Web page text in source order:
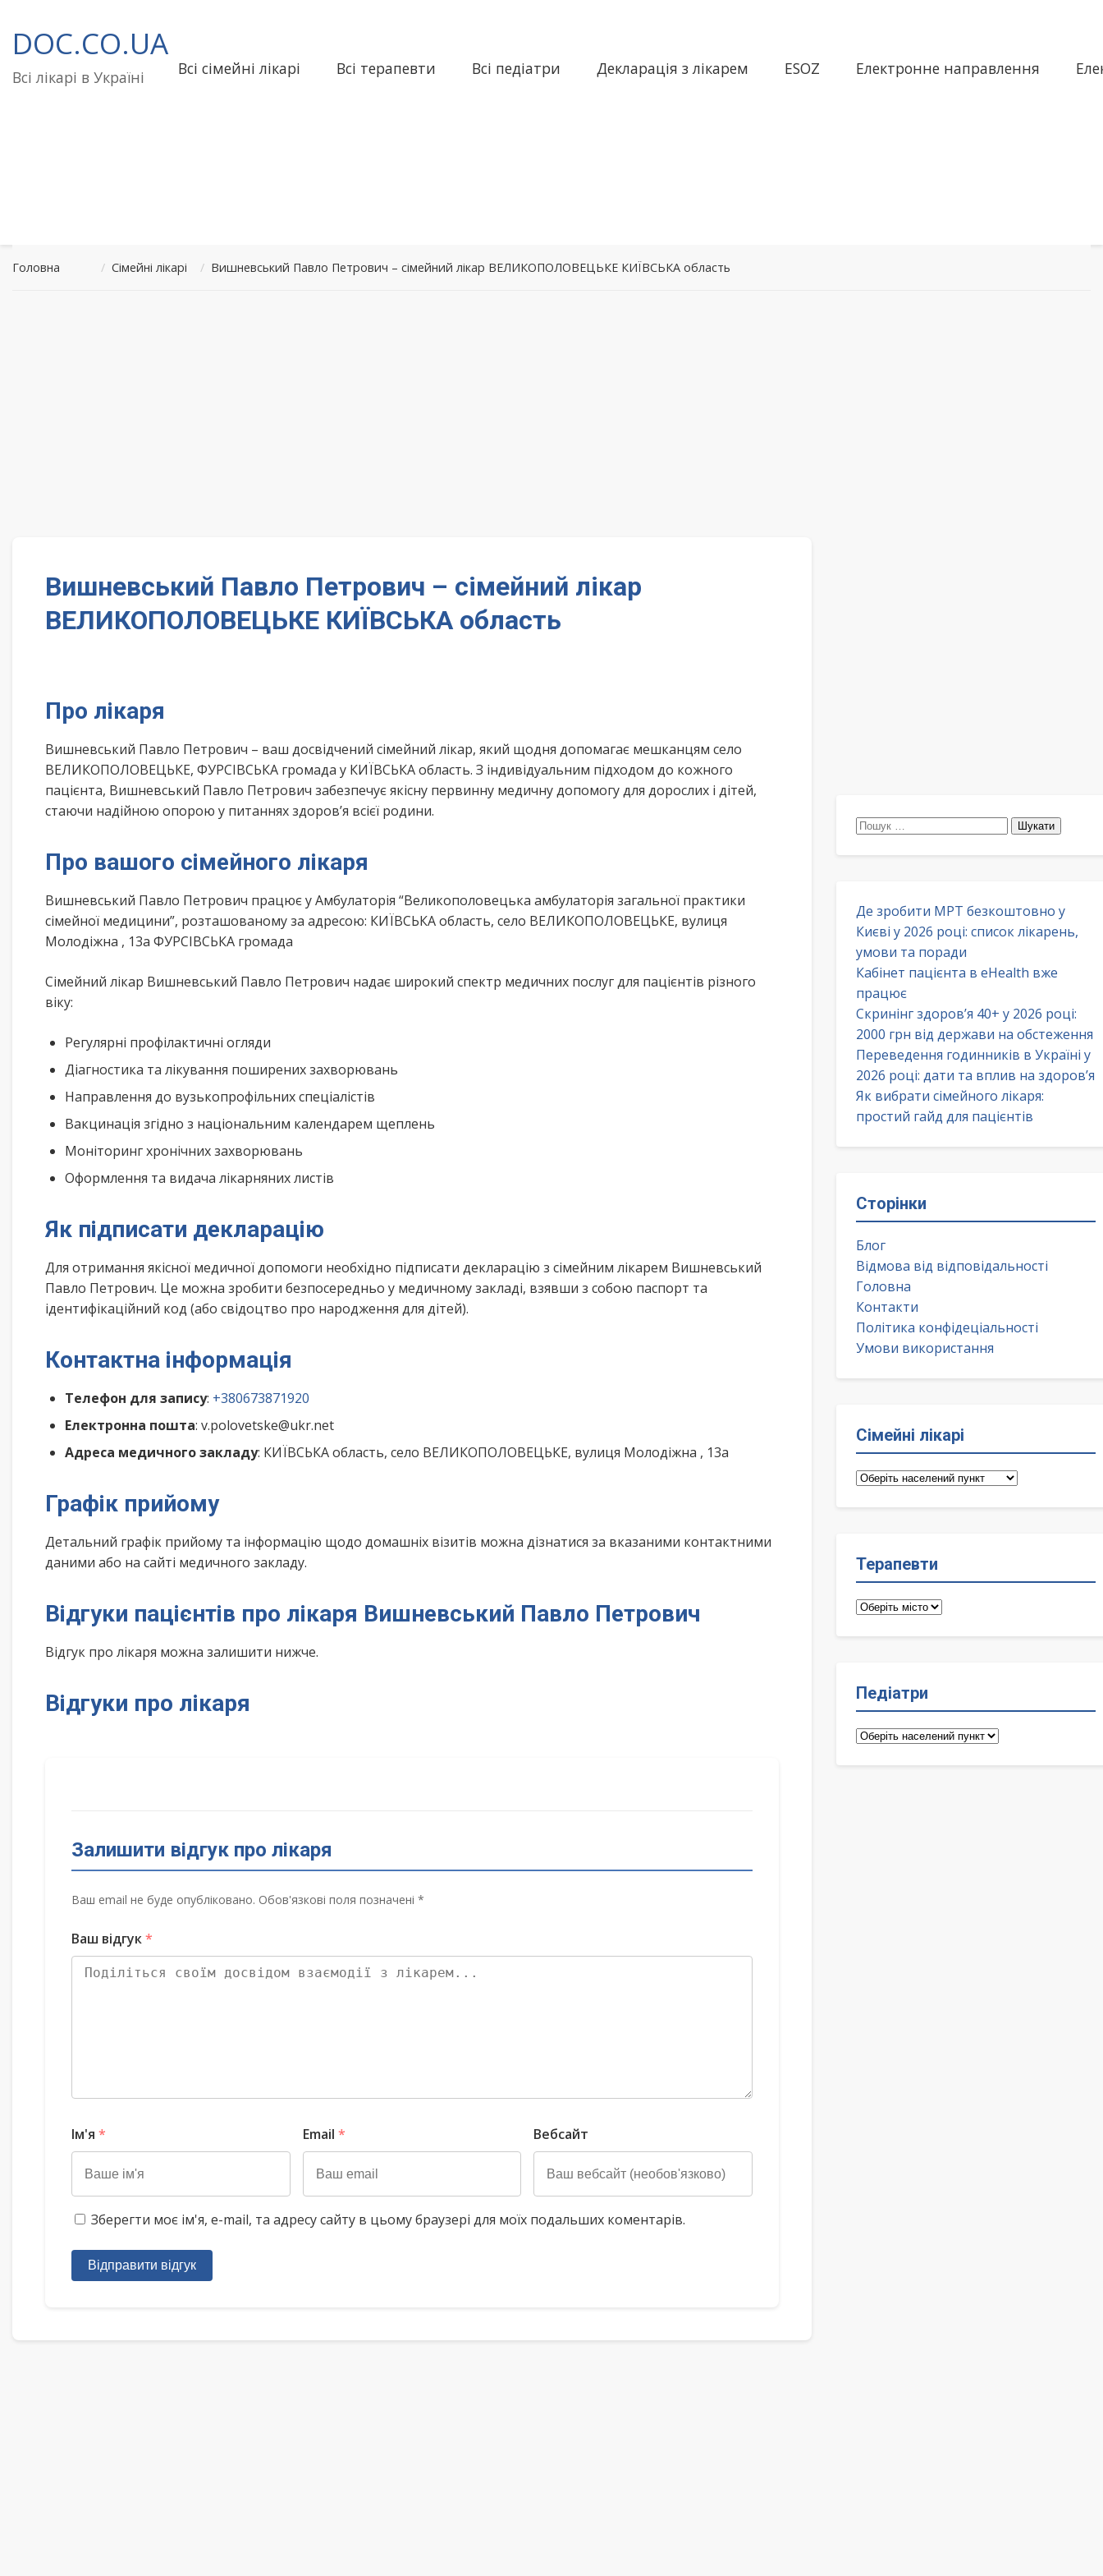
до
вмісту
DOC.CO.UA
Всі лікарі в Україні Всі сімейні лікарі Всі терапевти Всі педіатри Декларація з лікарем ESOZ Електронне направлення
Головна / Сімейні лікарі / Вишневський Павло Петрович – сімейний лікар ВЕЛИКОПОЛОВЕЦЬКЕ КИЇВСЬКА область
Вишневський Павло Петрович – сімейний лікар
ВЕЛИКОПОЛОВЕЦЬКЕ КИЇВСЬКА область
Про лікаря
Вишневський Павло Петрович – ваш досвідчений сімейний лікар, який щодня допомагає мешканцям село
ВЕЛИКОПОЛОВЕЦЬКЕ, ФУРСІВСЬКА громада у КИЇВСЬКА область. З індивідуальним підходом до кожного
пацієнта, Вишневський Павло Петрович забезпечує якісну первинну медичну допомогу для дорослих і дітей,
стаючи надійною опорою у питаннях здоров’я всієї родини.
Про вашого сімейного лікаря
Вишневський Павло Петрович працює у Амбулаторія “Великополовецька амбулаторія загальної практики
сімейної медицини”, розташованому за адресою: КИЇВСЬКА область, село ВЕЛИКОПОЛОВЕЦЬКЕ, вулиця
Молодіжна , 13а ФУРСІВСЬКА громада
Сімейний лікар Вишневський Павло Петрович надає широкий спектр медичних послуг для пацієнтів різного
віку:
Регулярні профілактичні огляди
Діагностика та лікування поширених захворювань
Направлення до вузькопрофільних спеціалістів
Вакцинація згідно з національним календарем щеплень
Моніторинг хронічних захворювань
Оформлення та видача лікарняних листів
Як підписати декларацію
Для отримання якісної медичної допомоги необхідно підписати декларацію з сімейним лікарем Вишневський
Павло Петрович. Це можна зробити безпосередньо у медичному закладі, взявши з собою паспорт та
ідентифікаційний код (або свідоцтво про народження для дітей).
Контактна інформація
Телефон для запису: +380673871920
Електронна пошта: v.polovetske@ukr.net
Адреса медичного закладу: КИЇВСЬКА область, село ВЕЛИКОПОЛОВЕЦЬКЕ, вулиця Молодіжна , 13а
Графік прийому
Детальний графік прийому та інформацію щодо домашніх візитів можна дізнатися за вказаними контактними
даними або на сайті медичного закладу.
Відгуки пацієнтів про лікаря Вишневський Павло Петрович
Відгук про лікаря можна залишити нижче.
Відгуки про лікаря
Залишити відгук про лікаря
Ваш email не буде опубліковано. Обов'язкові поля позначені *
Ваш відгук*
Ім'я * Email * Вебсайт
Зберегти моє ім'я, e-mail, та адресу сайту в цьому браузері для моїх подальших коментарів.
Відправити відгук
Пошук:
Де зробити МРТ безкоштовно у
Києві у 2026 році: список лікарень,
умови та поради
Кабінет пацієнта в eHealth вже
працює
Скринінг здоров’я 40+ у 2026 році:
2000 грн від держави на обстеження
Переведення годинників в Україні у
2026 році: дати та вплив на здоров’я
Як вибрати сімейного лікаря:
простий гайд для пацієнтів
Сторінки
Блог
Відмова від відповідальності
Головна
Контакти
Політика конфідеціальності
Умови використання
Сімейні лікарі
Сімейні
Терапевти
Терапевти
Педіатри
Педіатри